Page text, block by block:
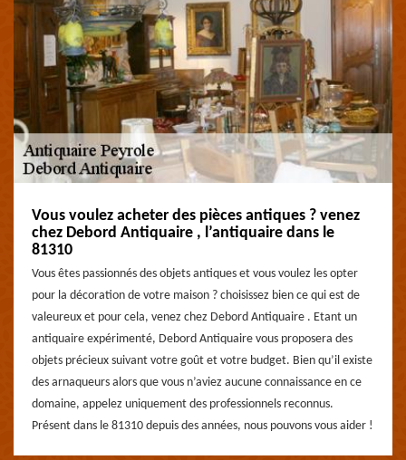
Vous voulez acheter des pièces antiques ? venez
chez Debord Antiquaire , l’antiquaire dans le
81310
Vous êtes passionnés des objets antiques et vous voulez les opter
pour la décoration de votre maison ? choisissez bien ce qui est de
valeureux et pour cela, venez chez Debord Antiquaire . Etant un
antiquaire expérimenté, Debord Antiquaire vous proposera des
objets précieux suivant votre goût et votre budget. Bien qu’il existe
des arnaqueurs alors que vous n’aviez aucune connaissance en ce
domaine, appelez uniquement des professionnels reconnus.
Présent dans le 81310 depuis des années, nous pouvons vous aider !